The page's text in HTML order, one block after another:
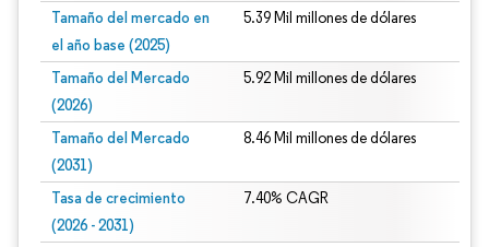
Tamaño del mercado en
el año base (2025)
5.39 Mil millones de dólares
Tamaño del Mercado
(2026)
5.92 Mil millones de dólares
Tamaño del Mercado
(2031)
8.46 Mil millones de dólares
Tasa de crecimiento
(2026 - 2031)
7.40% CAGR